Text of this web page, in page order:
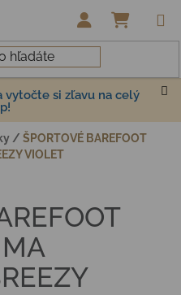
vytočte si zľavu na celý
/ ŠPORTOVÉ BAREFOOT
VIOLET